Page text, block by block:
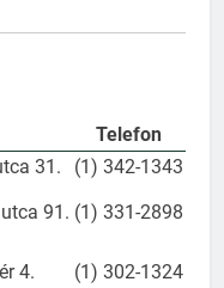
Telefon
31.
(1) 342-1343
91. (1) 331-2898
4.
(1) 302-1324